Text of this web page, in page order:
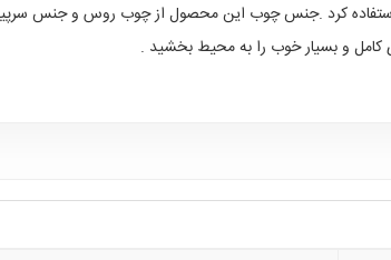
استفاده کرد .جنس چوب این محصول از چوب روس و جنس
کامل و بسیار خوب را به محیط بخشید .